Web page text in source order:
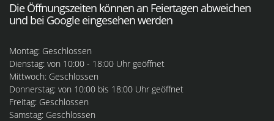
Die Öffnungszeiten können an Feiertagen abweichen
und bei Google eingesehen werden
Montag: Geschlossen
Dienstag: von 10:00 - 18:00 Uhr geöffnet
Mittwoch: Geschlossen
Donnerstag: von 10:00 bis 18:00 Uhr geöffnet
Freitag: Geschlossen
Samstag: Geschlossen